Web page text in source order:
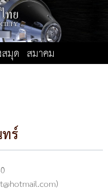
มุด สมาคม
ร์